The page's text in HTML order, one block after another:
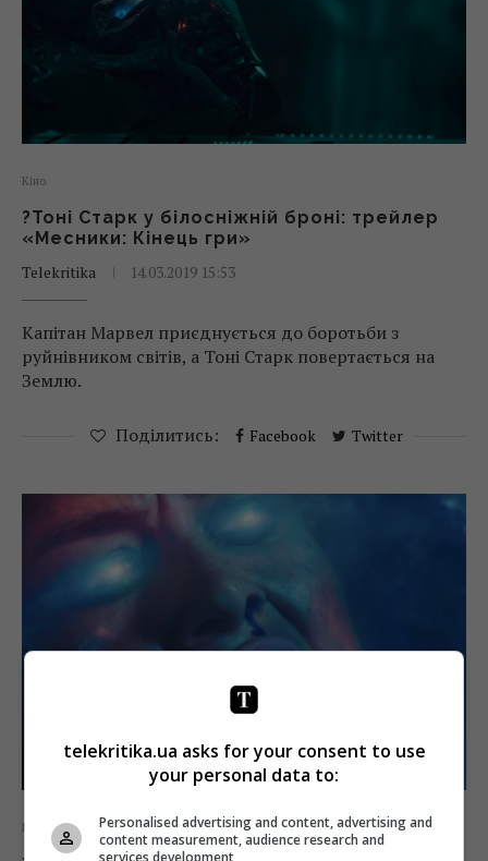
Кіно
?Тоні Старк у білосніжній броні: трейлер
«Месники: Кінець гри»
Telekritika
14.03.2019 15:53
Капітан Марвел приєднується до боротьби з
руйнівником світів, а Тоні Старк повертається на
Землю.
Поділитись: Facebook Twitter
Кіно Новини
telekritika.ua asks for your consent to use
your personal data to:
Personalised advertising and content, advertising and
content measurement, audience research and
services development